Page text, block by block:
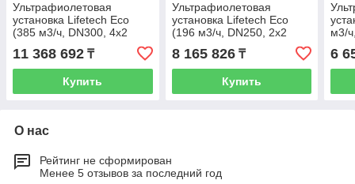
Ультрафиолетовая
установка Lifetech Eco
(385 м3/ч, DN300, 4х2
кВт), ручная очистка
11 368 692 ₸
Купить
Ультрафиолетовая
установка Lifetech Eco
(196 м3/ч, DN250, 2х2
кВт), ручная очистка
8 165 826₸
Купить
м3/
6
О нас
Рейтинг не сформирован
Менее 5 отзывов за последний год